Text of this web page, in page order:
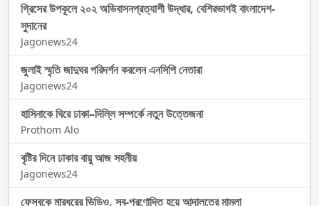
গ্রিসের উপকূলে ২০২ অভিবাসনপ্রত্যাশী উদ্ধার, বেশিরভাগই বাংলাদেশ-
সুদানের
Jagonews24
জুলাই স্মৃতি জাদুঘর পরিদর্শন করলেন এনসিপি নেতারা
Jagonews24
হাসিনাকে ঘিরে ঢাকা–দিল্লি সম্পর্কে নতুন উত্তেজনা
Prothom Alo
বৃষ্টির দিনে ঢাকার বায়ু আজ সহনীয়
Jagonews24
ফেসবুকে মারধরের ভিডিও, স্ব-প্রণোদিত হয়ে আদালতের মামলা